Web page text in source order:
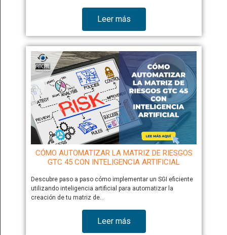
Leer más
CÓMO AUTOMATIZAR LA MATRIZ DE RIESGOS
GTC 45 CON INTELIGENCIA ARTIFICIAL
Descubre paso a paso cómo implementar un SGI eficiente
utilizando inteligencia artificial para automatizar la
creación de tu matriz de…
Leer más